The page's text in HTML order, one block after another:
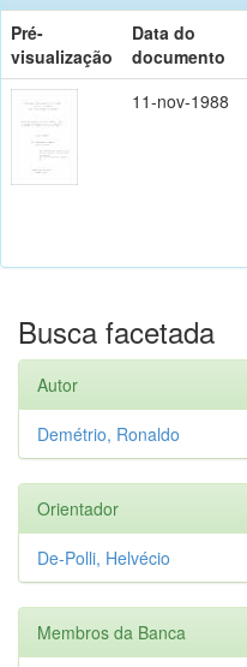
Pré-
visualização
Data do
documento
11-nov-1988
Busca facetada
Autor
Demétrio, Ronaldo
Orientador
De-Polli, Helvécio
Membros da Banca